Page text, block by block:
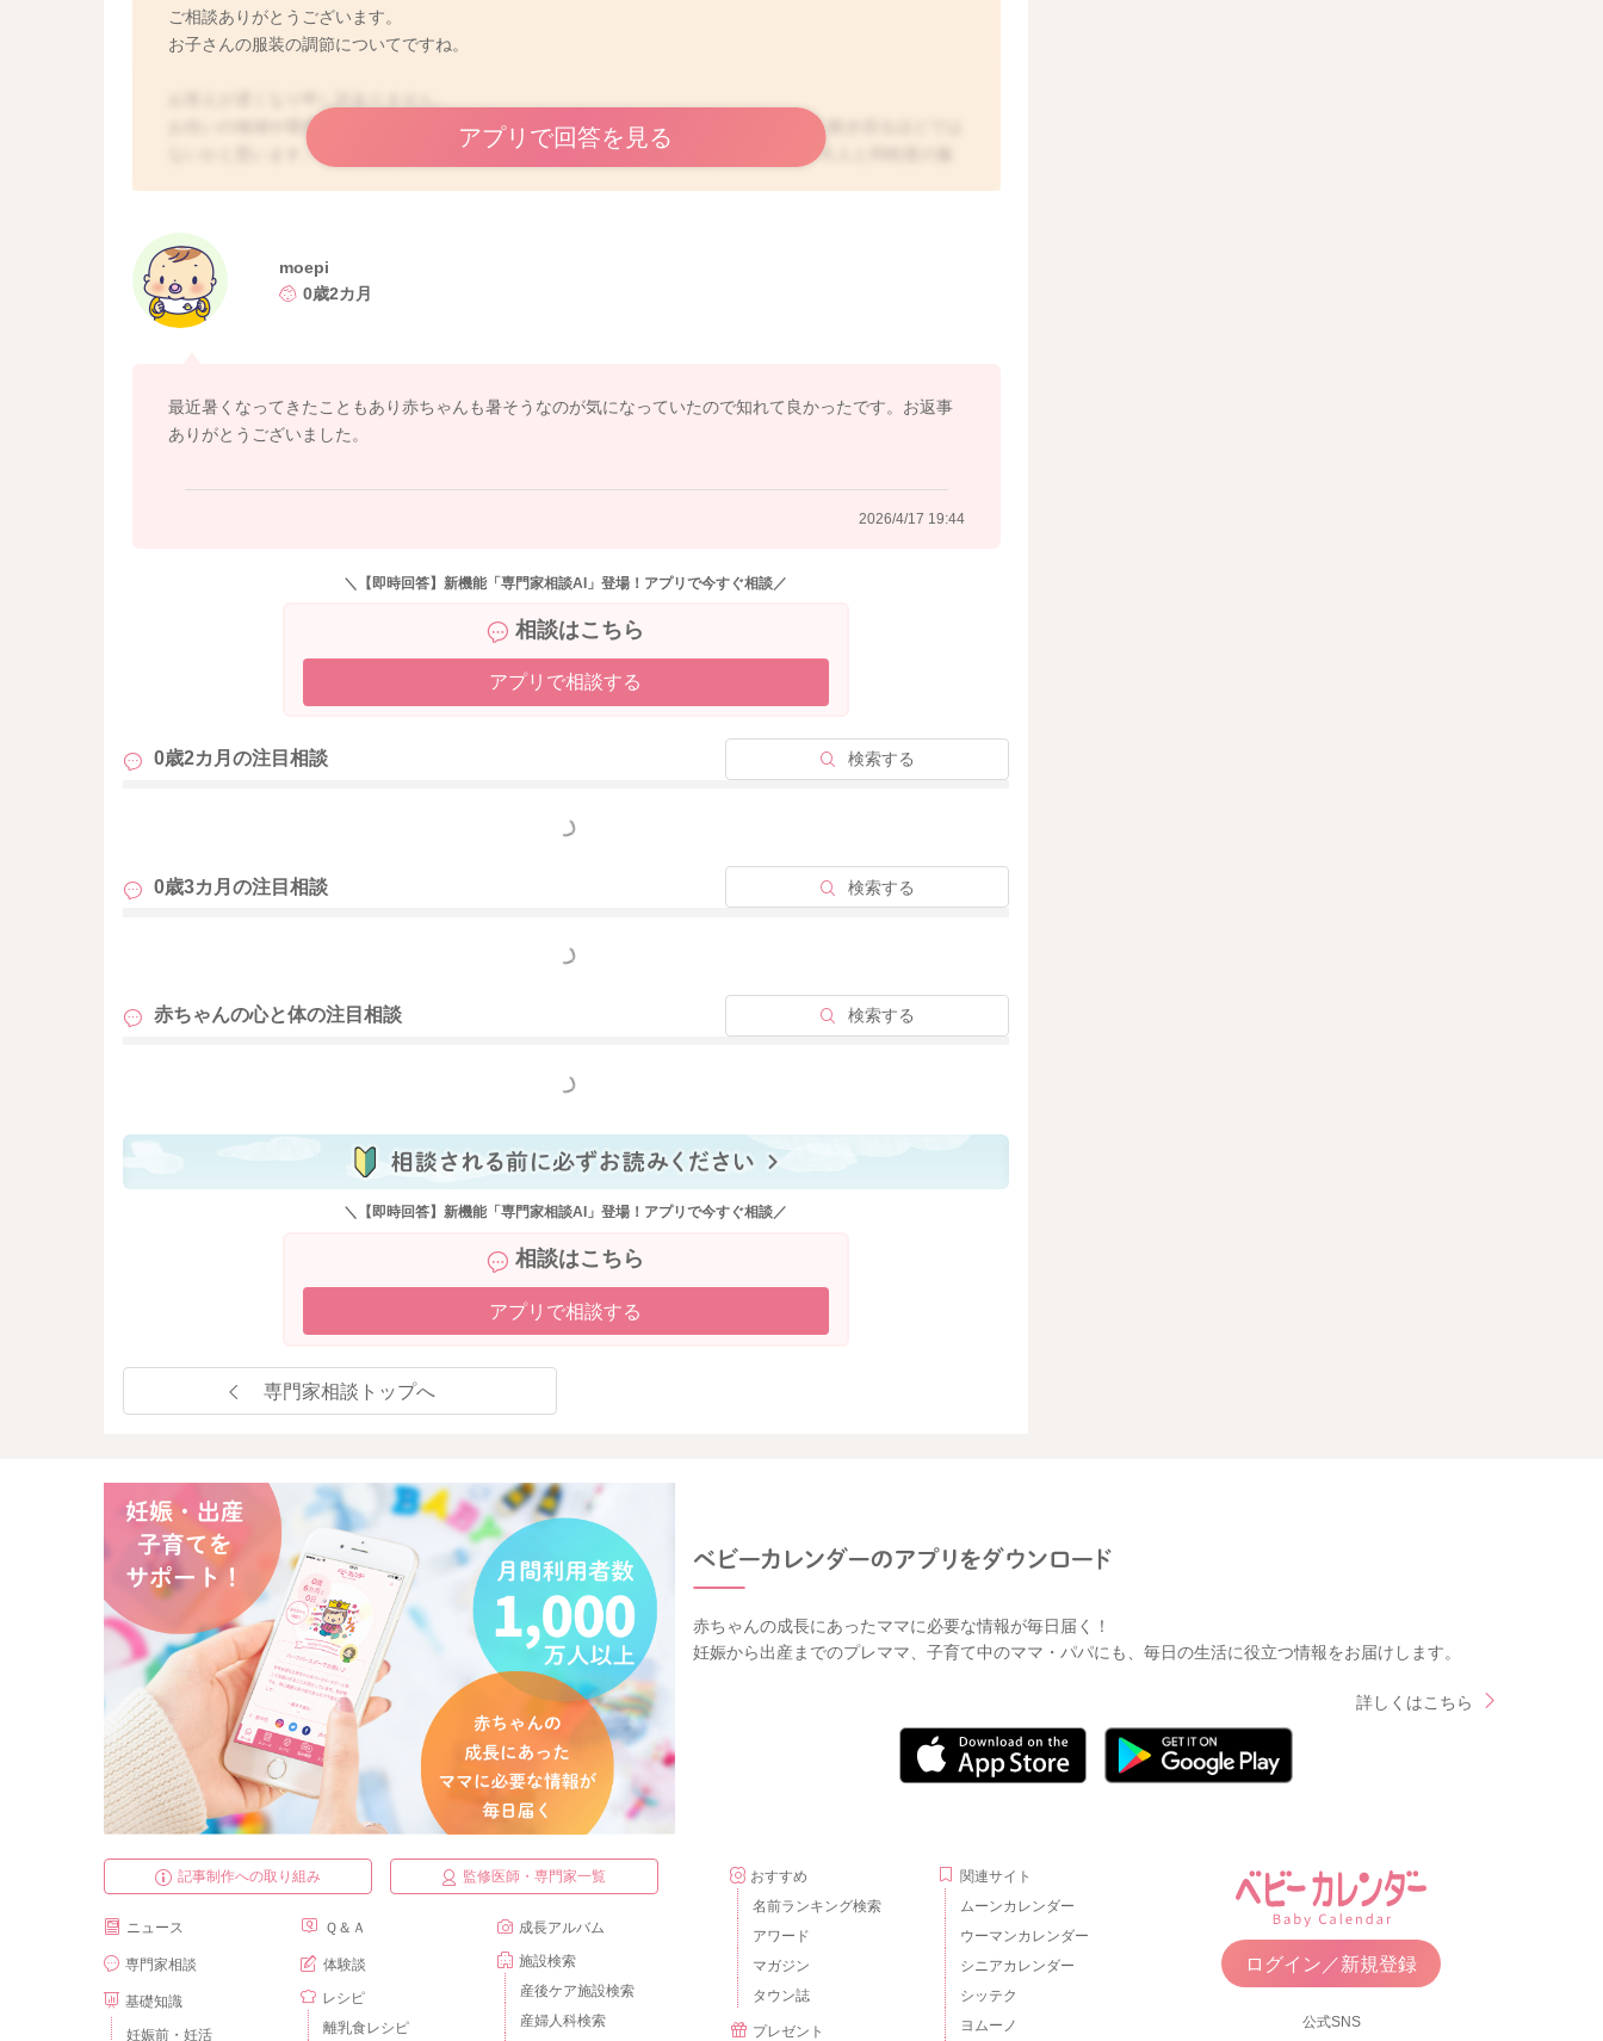
ご相談ありがとうございます。
お子さんの服装の調節についてですね。
お住いの地域や環境にもよりますが、生後2ヶ月のお子さんですと、まだご自分で自由に動き回るほどでは
ないかと思います。ですので、大人が快適に過ごせる室内環境であれば、基本的には、大人と同程度の服
などがないのであれば、アイスノンなどで冷やす必要はなく、お部屋の風を回したりする形で、空気の流
れを作ったり、室温を調整していただくと良いかもしれませんね。
また、手足の冷えについてですが、お子さんの場合には、手足で体温調節をしていると言われています。
お子さんはどうしても手足が外に出て冷えてしまいますね。ですが、体幹と言われる胸や背中が暖かけれ
ないですよ。ママさんの手で温めてあげるくらいでも十分です。基本的には、手足の冷えに対して、特に
対策はしなくても大丈夫なので安心してくださいね。
アプリで回答を見る
moepi
0歳2カ月
最近暑くなってきたこともあり赤ちゃんも暑そうなのが気になっていたので知れて良かったです。お返事
ありがとうございました。
2026/4/17 19:44
＼【即時回答】新機能「専門家相談AI」登場！アプリで今すぐ相談／
相談はこちら
アプリで相談する
0歳2カ月の注目相談 検索する
もっと見る
0歳3カ月の注目相談 検索する
もっと見る
赤ちゃんの心と体の注目相談 検索する
もっと見る
＼【即時回答】新機能「専門家相談AI」登場！アプリで今すぐ相談／
相談はこちら
アプリで相談する
専門家相談トップへ
赤ちゃんの成長にあったママに必要な情報が毎日届く！
妊娠から出産までのプレママ、子育て中のママ・パパにも、毎日の生活に役立つ情報をお届けします。
詳しくはこちら
記事制作への取り組み 監修医師・専門家一覧
ニュース
専門家相談
基礎知識
妊娠前・妊活
Ｑ＆Ａ
体験談
レシピ
離乳食レシピ
成長アルバム
施設検索
産後ケア施設検索
産婦人科検索
おすすめ
名前ランキング検索
アワード
マガジン
タウン誌
プレゼント
関連サイト
ムーンカレンダー
ウーマンカレンダー
シニアカレンダー
シッテク
ヨムーノ
ログイン／新規登録
公式SNS